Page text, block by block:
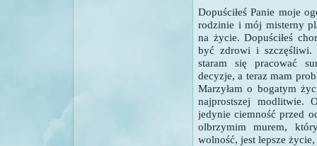
Dopuściłeś Panie moje
rodzinie i mój misterny
na życie. Dopuściłeś
być zdrowi i szczęśliwi.
staram się pracować
decyzje, a teraz mam
Marzyłam o bogatym
najprostszej modlitwie.
jedynie ciemność przed
olbrzymim murem,
wolność, jest lepsze